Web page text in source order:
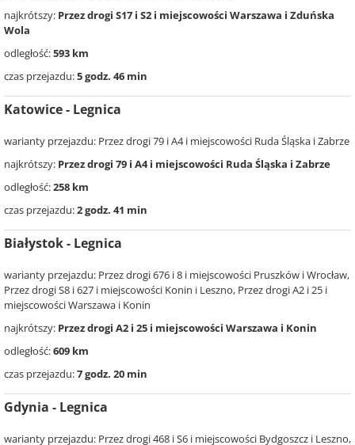
najkrótszy: Przez drogi S17 i S2 i miejscowości Warszawa i Zduńska
Wola
odległość:593 km
czas przejazdu:5 godz. 46 min
Katowice - Legnica
warianty przejazdu: Przez drogi 79 i A4 i miejscowości Ruda Śląska i Zabrze
najkrótszy: Przez drogi 79 i A4 i miejscowości Ruda Śląska i Zabrze
odległość:258 km
czas przejazdu:2 godz. 41 min
Białystok - Legnica
warianty przejazdu: Przez drogi 676 i 8 i miejscowości Pruszków i Wrocław,
Przez drogi S8 i 627 i miejscowości Konin i Leszno, Przez drogi A2 i 25 i
miejscowości Warszawa i Konin
najkrótszy: Przez drogi A2 i 25 i miejscowości Warszawa i Konin
odległość:609 km
czas przejazdu:7 godz. 20 min
Gdynia - Legnica
warianty przejazdu: Przez drogi 468 i S6 i miejscowości Bydgoszcz i Leszno,